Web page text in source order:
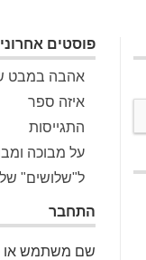
פוסטים
אהבה במבט
איזה ספר
התגייסות
על מבוכה
ל"שלושים" של
התחבר
שם משתמש או